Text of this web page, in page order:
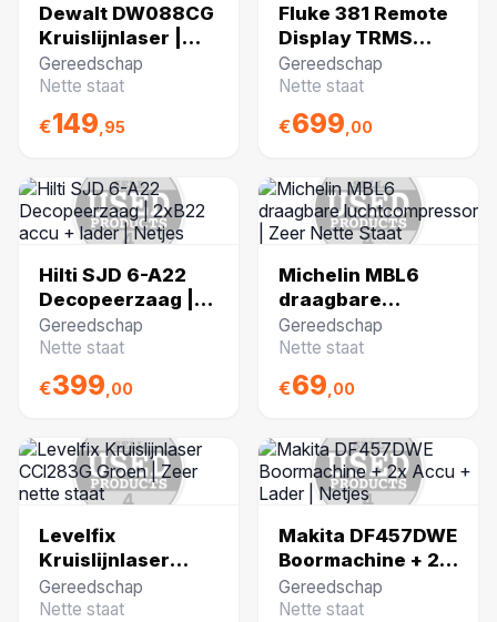
Dewalt DW088CG
Kruislijnlaser |
Zeer nette staat
Gereedschap
Nette staat
€149 ,95
Fluke 381 Remote
Display TRMS
Clamp Meter |
Nieuwstaat
Gereedschap
Nette staat
€699 ,00
Hilti SJD 6-A22
Decopeerzaag |
2xB22 accu +
lader | Netjes
Gereedschap
Nette staat
€399 ,00
Michelin MBL6
draagbare
luchtcompressor |
Zeer Nette Staat
Gereedschap
Nette staat
€69 ,00
Levelfix
Kruislijnlaser
CCl283G Groen |
Zeer nette staat
Gereedschap
Nette staat
Makita DF457DWE
Boormachine + 2x
Accu + Lader |
Netjes
Gereedschap
Nette staat